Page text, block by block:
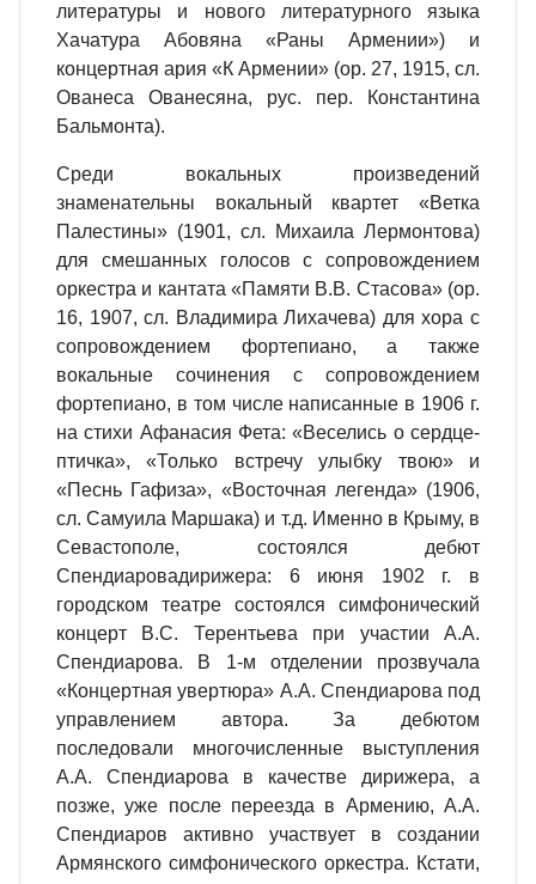
литературы и нового литературного языка
Хачатура Абовяна «Раны Армении») и
концертная ария «К Армении» (op. 27, 1915, сл.
Ованеса Ованесяна, рус. пер. Константина
Бальмонта).
Среди вокальных произведений
знаменательны вокальный квартет «Ветка
Палестины» (1901, сл. Михаила Лермонтова)
для смешанных голосов с сопровождением
оркестра и кантата «Памяти В.В. Стасова» (op.
16, 1907, сл. Владимира Лихачева) для хора с
сопровождением фортепиано, а также
вокальные сочинения с сопровождением
фортепиано, в том числе написанные в 1906 г.
на стихи Афанасия Фета: «Веселись о сердце-
птичка», «Только встречу улыбку твою» и
«Песнь Гафиза», «Восточная легенда» (1906,
сл. Самуила Маршака) и т.д. Именно в Крыму, в
Севастополе, состоялся дебют
Спендиаровадирижера: 6 июня 1902 г. в
городском театре состоялся симфонический
концерт В.С. Терентьева при участии А.А.
Спендиарова. В 1-м отделении прозвучала
«Концертная увертюра» А.А. Спендиарова под
управлением автора. За дебютом
последовали многочисленные выступления
А.А. Спендиарова в качестве дирижера, а
позже, уже после переезда в Армению, А.А.
Спендиаров активно участвует в создании
Армянского симфонического оркестра. Кстати,